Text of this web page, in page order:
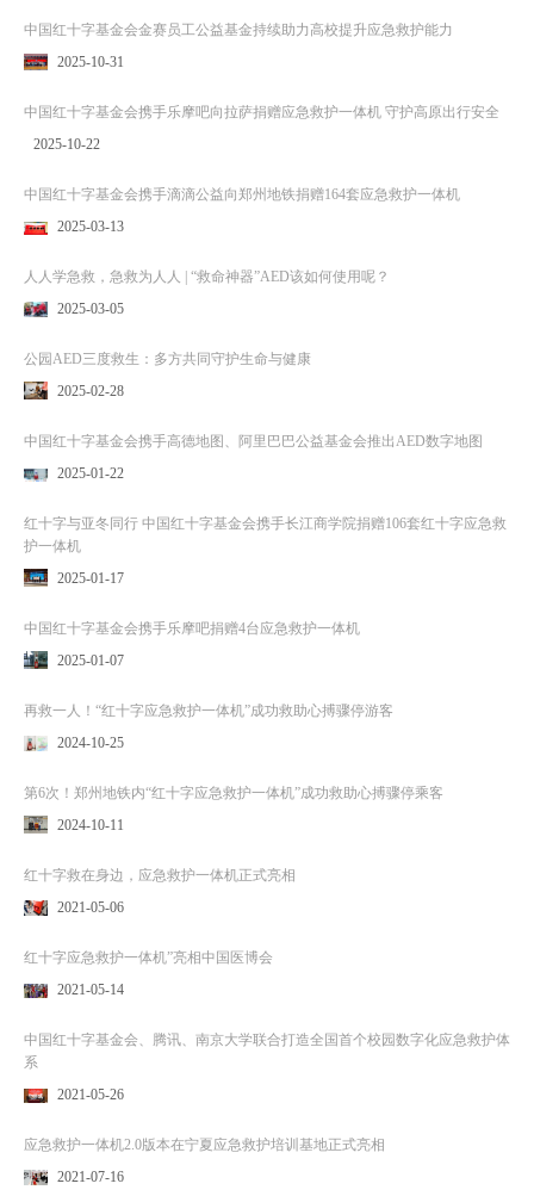
中国红十字基金会金赛员工公益基金持续助力高校提升应急救护能力
2025-10-31
中国红十字基金会携手乐摩吧向拉萨捐赠应急救护一体机 守护高原出行安全
2025-10-22
中国红十字基金会携手滴滴公益向郑州地铁捐赠164套应急救护一体机
2025-03-13
人人学急救，急救为人人 | “救命神器”AED该如何使用呢？
2025-03-05
公园AED三度救生：多方共同守护生命与健康
2025-02-28
中国红十字基金会携手高德地图、阿里巴巴公益基金会推出AED数字地图
2025-01-22
红十字与亚冬同行 中国红十字基金会携手长江商学院捐赠106套红十字应急救
护一体机
2025-01-17
中国红十字基金会携手乐摩吧捐赠4台应急救护一体机
2025-01-07
再救一人！“红十字应急救护一体机”成功救助心搏骤停游客
2024-10-25
第6次！郑州地铁内“红十字应急救护一体机”成功救助心搏骤停乘客
2024-10-11
红十字救在身边，应急救护一体机正式亮相
2021-05-06
红十字应急救护一体机”亮相中国医博会
2021-05-14
中国红十字基金会、腾讯、南京大学联合打造全国首个校园数字化应急救护体
系
2021-05-26
应急救护一体机2.0版本在宁夏应急救护培训基地正式亮相
2021-07-16